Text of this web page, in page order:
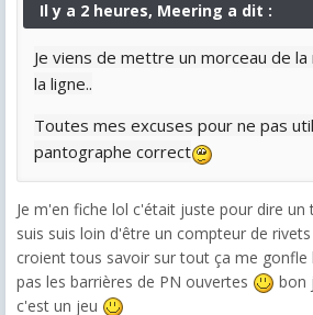
Il y a 2 heures, Meering a dit :
Je viens de mettre un morceau de
la ligne..
Toutes mes excuses pour ne pas
pantographe correct
Je m'en fiche lol c'était juste pour dire
suis suis loin d'être un compteur de
croient tous savoir sur tout ça me gonfle
pas les barrières de PN ouvertes
bon
c'est un jeu